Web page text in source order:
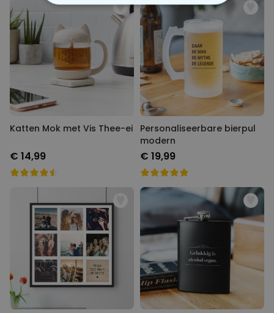
Katten Mok met Vis Thee-ei
€ 14,99
Personaliseerbare bierpul
modern
€ 19,99
NOODZAKELIJK
PERFORMANCE
MARKETING OVERIGE